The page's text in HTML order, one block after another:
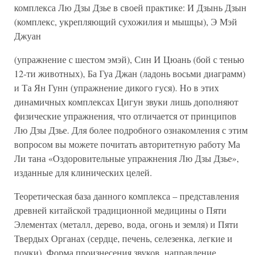
комплекса Лю Дзы Дзье в своей практике: И Дзынь Дзын
(комплекс, укрепляющий сухожилия и мышцы), Э Мэй
Джуан
(упражнение с шестом эмэй), Син И Цюань (бой с тенью
12-ти животных), Ба Гуа Джан (ладонь восьми диаграмм)
и Та Ян Гунн (упражнение дикого гуся). Но в этих
динамичных комплексах Цигун звуки лишь дополняют
физические упражнения, что отличается от принципов
Лю Дзы Дзье. Для более подробного ознакомления с этим
вопросом вы можете почитать авторитетную работу Ма
Ли тана «Оздоровительные упражнения Лю Дзы Дзье»,
изданные для клинических целей.
Теоретическая база данного комплекса – представления
древней китайской традиционной медицины о Пяти
Элементах (металл, дерево, вода, огонь и земля) и Пяти
Твердых Органах (сердце, печень, селезенка, легкие и
почки). Форма произнесения звуков, направление